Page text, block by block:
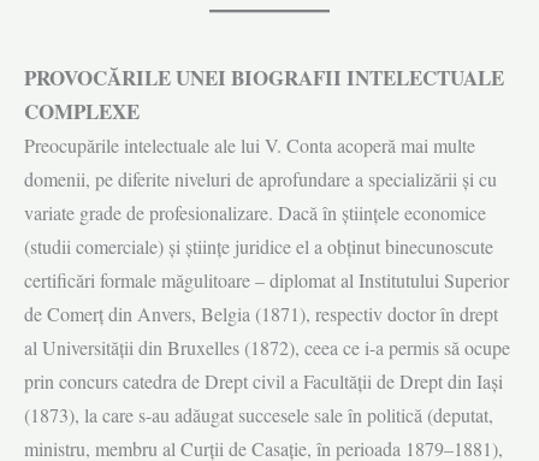
PROVOCĂRILE UNEI BIOGRAFII INTELECTUALE
COMPLEXE
Preocupările intelectuale ale lui V. Conta acoperă mai multe
domenii, pe diferite niveluri de aprofundare a specializării și cu
variate grade de profesionalizare. Dacă în științele economice
(studii comerciale) și științe juridice el a obținut binecunoscute
certificări formale măgulitoare – diplomat al Institutului Superior
de Comerț din Anvers, Belgia (1871), respectiv doctor în drept
al Universității din Bruxelles (1872), ceea ce i-a permis să ocupe
prin concurs catedra de Drept civil a Facultății de Drept din Iași
(1873), la care s-au adăugat succesele sale în politică (deputat,
ministru, membru al Curții de Casație, în perioada 1879–1881),